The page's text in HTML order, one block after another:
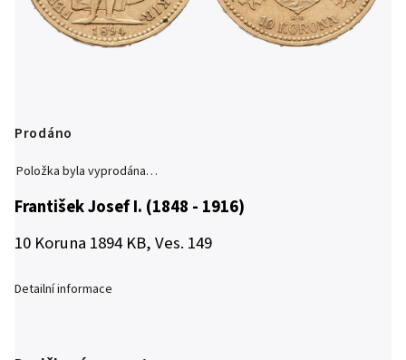
Prodáno
Položka byla vyprodána…
František Josef I. (1848 - 1916)
10 Koruna 1894 KB, Ves. 149
Detailní informace